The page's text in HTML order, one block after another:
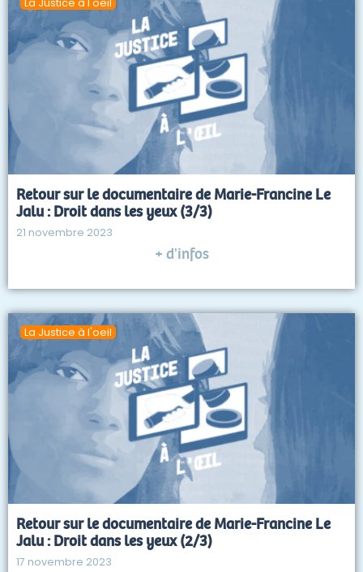
Retour sur le documentaire de Marie-Francine Le
Jalu : Droit dans les yeux (3/3)
21 novembre 2023
+ d'infos
La Justice à l'oeil
Retour sur le documentaire de Marie-Francine Le
Jalu : Droit dans les yeux (2/3)
17 novembre 2023